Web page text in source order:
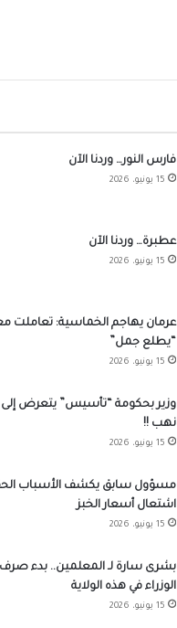
فارس النور… وردنا الآن
15 يونيو، 2026
عطبرة… وردنا الآن
15 يونيو، 2026
عرمان يهاجم الخماسية: تعاملت
“يطلع جمل”
15 يونيو، 2026
وزير بحكومة “تأسيس” يتعرض إلى
نهب !!
15 يونيو، 2026
مسؤول سابق يكشف الأسباب
اشتعال أسعار الخبز
15 يونيو، 2026
بشرى سارة لـ المعلمين.. بدء
الوزراء في هذه الولاية
15 يونيو، 2026